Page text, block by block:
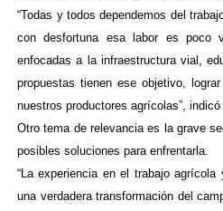
“Todas y todos dependemos del
con desfortuna esa labor es poco
enfocadas a la infraestructura vial,
propuestas tienen ese objetivo,
nuestros productores agrícolas”,
Otro tema de relevancia es la grave
posibles soluciones para enfrentarla.
“La experiencia en el trabajo
una verdadera transformación del